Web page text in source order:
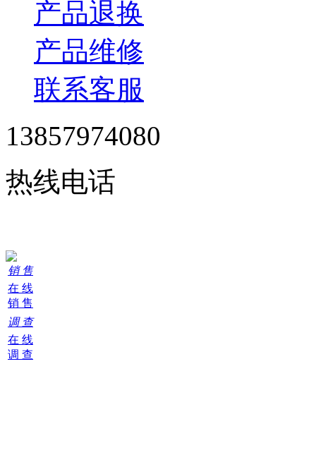
产品退换
产品维修
联系客服
13857974080
热线电话
销 售
在 线
销 售
调 查
在 线
调 查